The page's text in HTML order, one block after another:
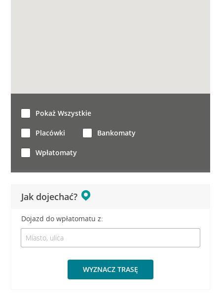
Jak dojechać?
Dojazd do wpłatomatu z:
WYZNACZ TRASĘ
Pokaż Wszystkie
Placówki Bankomaty
Wpłatomaty